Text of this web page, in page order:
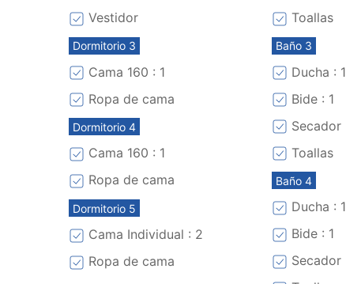
Vestidor
Dormitorio 3
Cama 160 : 1
Ropa de cama
Dormitorio 4
Cama 160 : 1
Ropa de cama
Dormitorio 5
Cama Individual : 2
Ropa de cama
Toallas
Baño 3
Ducha : 1
Bide : 1
Secador
Toallas
Baño 4
Ducha : 1
Bide : 1
Secador